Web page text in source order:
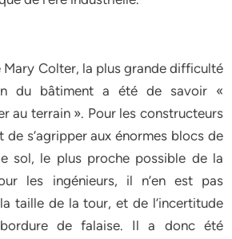
Mary Colter, la plus grande difficulté
du bâtiment a été de savoir «
au terrain ». Pour les constructeurs
s’agripper aux énormes blocs de
sol, le plus proche possible de la
les ingénieurs, il n’en est pas
taille de la tour, et de l’incertitude
de falaise. Il a donc été